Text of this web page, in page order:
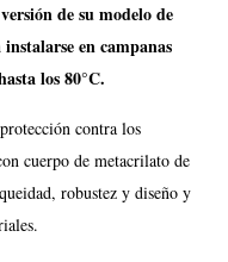
de su modelo de
en campanas
los 80°C.
contra los
cuerpo de metacrilato de
robustez y diseño y